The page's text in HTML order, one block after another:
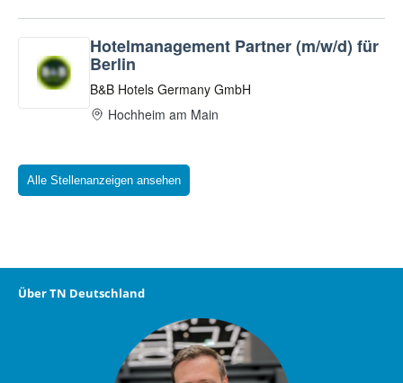
Alle Stellenanzeigen ansehen
Über TN Deutschland